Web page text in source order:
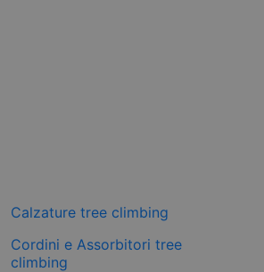
Calzature tree climbing
Cordini e Assorbitori tree
climbing